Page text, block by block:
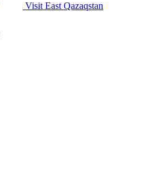
Visit East Qazaqstan